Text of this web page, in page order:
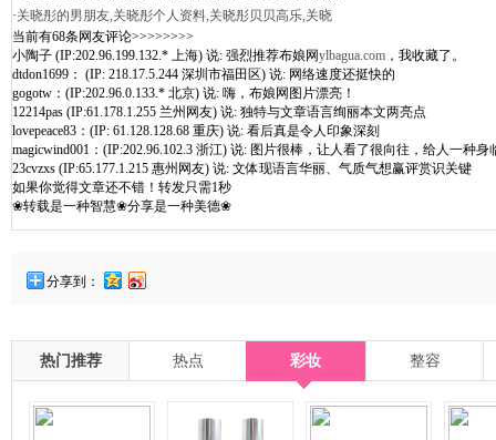
·关晓彤的男朋友,关晓彤个人资料,关晓彤贝贝高乐,关晓
当前有68条网友评论>>>>>>>>
小陶子 (IP:202.96.199.132.* 上海) 说: 强烈推荐布娘网ylbagua.com ，我收藏了。
dtdon1699： (IP: 218.17.5.244 深圳市福田区) 说: 网络速度还挺快的
gogotw：(IP:202.96.0.133.* 北京) 说: 嗨，布娘网图片漂亮！
12214pas (IP:61.178.1.255 兰州网友) 说: 独特与文章语言绚丽本文两亮点
lovepeace83：(IP: 61.128.128.68 重庆) 说: 看后真是令人印象深刻
magicwind001：(IP:202.96.102.3 浙江) 说: 图片很棒，让人看了很向往，给人一种身
23cvzxs (IP:65.177.1.215 惠州网友) 说: 文体现语言华丽、气质气想赢评赏识关键
如果你觉得文章还不错！转发只需1秒
❀转载是一种智慧❀分享是一种美德❀
分享到：
热门推荐 热点 彩妆 整容